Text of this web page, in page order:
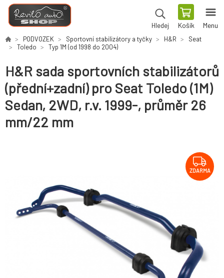
Hledej Košík Menu
PODVOZEK Sportovní stabilizátory a tyčky H&R
Seat
Toledo
Typ 1M (od 1998 do 2004)
H&R sada sportovních stabilizátorů
(přední+zadní) pro Seat Toledo (1M)
Sedan, 2WD, r.v. 1999-, průměr 26
mm/22 mm
ZDARMA